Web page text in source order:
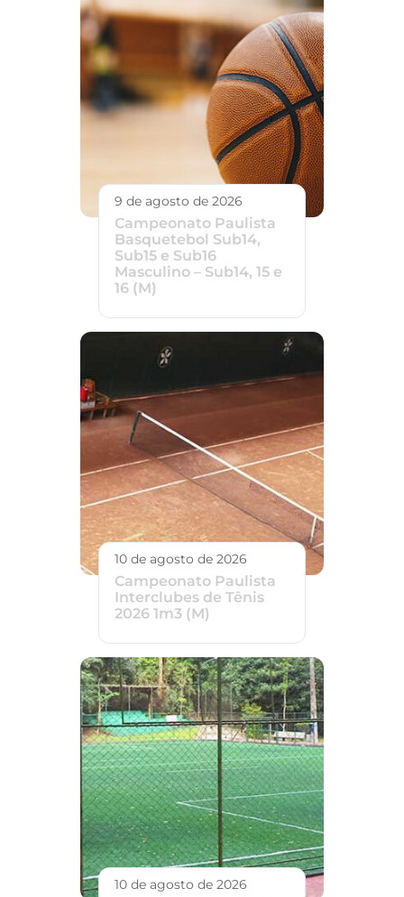
9 de agosto de 2026
Campeonato Paulista
Basquetebol Sub14,
Sub15 e Sub16
Masculino – Sub14, 15 e
16 (M)
10 de agosto de 2026
Campeonato Paulista
Interclubes de Tênis
2026 1m3 (M)
10 de agosto de 2026